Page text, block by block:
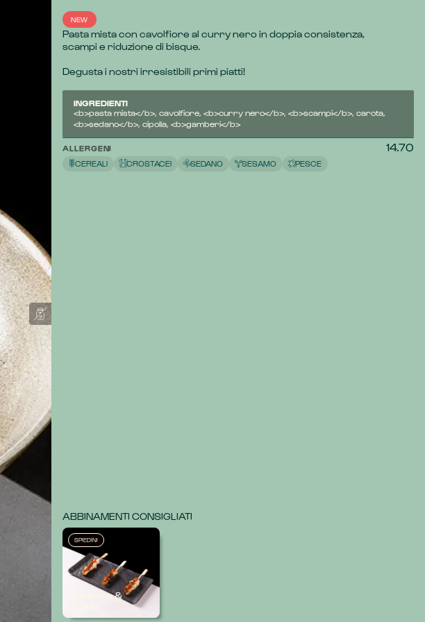
NEW
Pasta mista con cavolfiore al curry nero in doppia consistenza,
scampi e riduzione di bisque.
Degusta i nostri irresistibili primi piatti!
INGREDIENTI
<b>pasta mista</b>, cavolfiore, <b>curry nero</b>, <b>scampi</b>, carota,
<b>sedano</b>, cipolla, <b>gamberi</b>
ALLERGENI
CEREALI
CROSTACEI SEDANO SESAMO PESCE
14.70
ABBINAMENTI CONSIGLIATI
SPIEDINI
Marinara &